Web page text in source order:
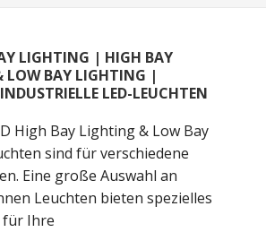
LIGHTING | HIGH BAY
LOW BAY LIGHTING |
LED-LEUCHTEN
High Bay Lighting & Low Bay
sind für verschiedene
Eine große Auswahl an
Leuchten bieten spezielles
für Ihre